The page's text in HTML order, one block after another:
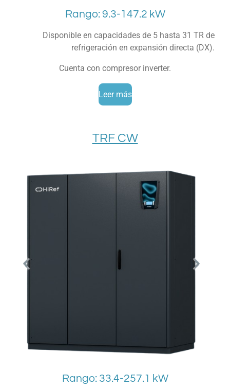
Rango: 9.3-147.2 kW
Disponible en capacidades de 5 hasta 31 TR de
refrigeración en expansión directa (DX).
Cuenta con compresor inverter.
Leer más
TRF CW
Rango: 33.4-257.1 kW